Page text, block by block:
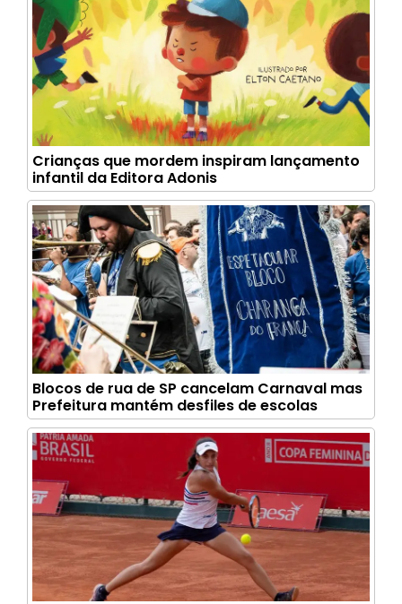
Crianças que mordem inspiram lançamento
infantil da Editora Adonis
Blocos de rua de SP cancelam Carnaval mas
Prefeitura mantém desfiles de escolas